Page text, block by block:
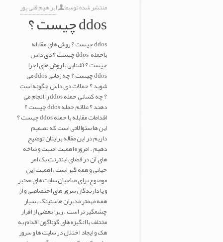
منتشر شده توسط ابراهیم قلی پور
ddos چیست ؟
ddos چیست ؟ روش های مقابله
باحمله ddos چیست ؟ دی داس
چیست ؟ آشنایی با روش های اجرا
ddos چیست ؟ چه زمانی ddos می
شوید ؟ حملات دی داس چگونه است
؟ چه کسانی حمله ddos را انجام می
دهند ؟ علائم حمله ddos چیست ؟
اقدامات مقابله با حمله ddos چیست ؟
این ها سئوالاتی است که تصمیم
داریم در این مقاله برایتان توضیح
دهیم . امروزه اهمیت امنیت و شاخه
های آن در فضای اینترنت یک امر
حیاتی و همه گیر است ، اهمیت این
موضوع برای صاحبان سایت های معتبر
و یا دارندگان سرور های اختصاصی و از
همه مهمتر مدیران هاستینگ بسیار
چشمگیر تر است . زیرا بعضی از افرار
مختلف با انگیزه های گوناگون اقدام به
هک و ایجاد اختلال در سایت ها و سرور